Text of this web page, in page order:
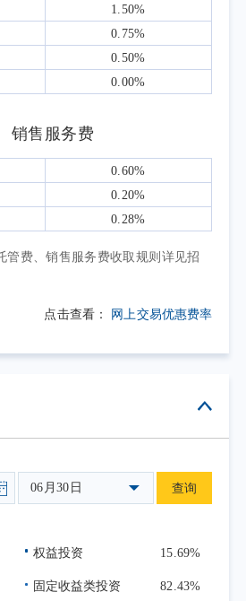
，二季度整体维持适度宽松
力度虽较前期有所收敛，但
理充裕。央行灵活运用逆回
贷便利）、买断式逆回购等
波动等阶段性扰动，平稳
此外，本季度央行落地公开
望进一步熨平银行间资金利
资金成本围绕政策利率窄
续流动性环境的稳定性将持
股票市场风险偏好较一季
活跃度维持高位，但赚钱效
半导体、算力、PCB（印制
指数；而消费、农林牧
需相关板块表现偏弱，与经
益市场震荡运行，中证转债
松、基本面偏弱和机构配
收益率呈现震荡下行走势。4
走弱推动长端利率下行，10
1.50%
0.75%
0.50%
0.00%
销售服务费
0.60%
0.20%
0.28%
管费、销售服务费收取规则详见招
点击查看： 网上交易优惠费率
06月30日 查询
权益投资 15.69%
固定收益类投资 82.43%